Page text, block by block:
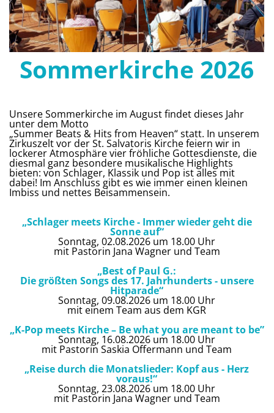
Sommerkirche 2026
Unsere Sommerkirche im August findet dieses Jahr
unter dem Motto
„Summer Beats & Hits from Heaven“ statt. In unserem
Zirkuszelt vor der St. Salvatoris Kirche feiern wir in
lockerer Atmosphäre vier fröhliche Gottesdienste, die
diesmal ganz besondere musikalische Highlights
bieten: von Schlager, Klassik und Pop ist alles mit
dabei! Im Anschluss gibt es wie immer einen kleinen
Imbiss und nettes Beisammensein.
„Schlager meets Kirche - Immer wieder geht die
Sonne auf“
Sonntag, 02.08.2026 um 18.00 Uhr
mit Pastorin Jana Wagner und Team
„Best of Paul G.:
Die größten Songs des 17. Jahrhunderts - unsere
Hitparade“
Sonntag, 09.08.2026 um 18.00 Uhr
mit einem Team aus dem KGR
„K-Pop meets Kirche – Be what you are meant to be”
Sonntag, 16.08.2026 um 18.00 Uhr
mit Pastorin Saskia Offermann und Team
„Reise durch die Monatslieder: Kopf aus - Herz
voraus!“
Sonntag, 23.08.2026 um 18.00 Uhr
mit Pastorin Jana Wagner und Team